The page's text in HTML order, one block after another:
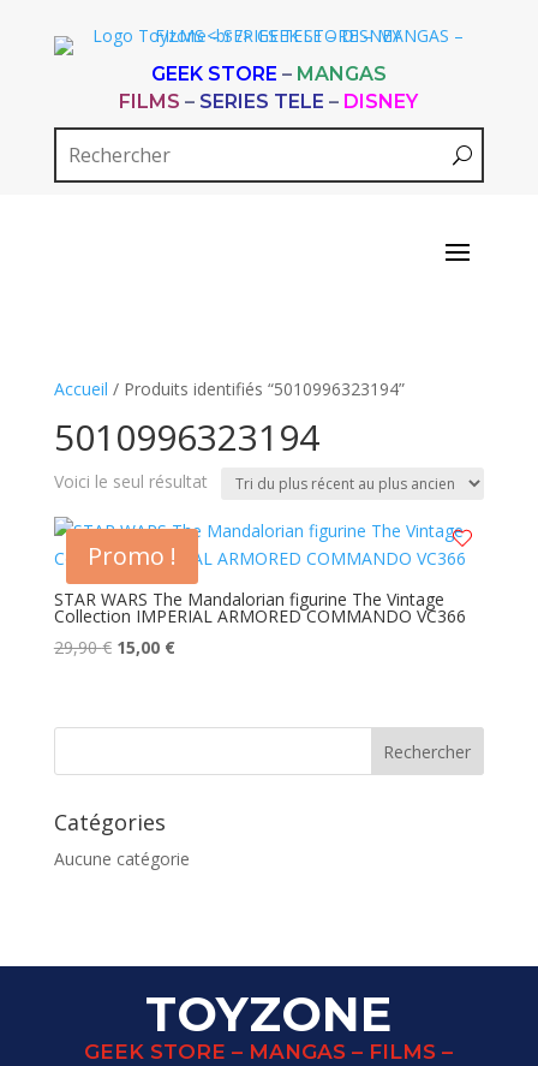
GEEK STORE – MANGAS
FILMS – SERIES TELE – DISNEY
Accueil / Produits identifiés “5010996323194”
5010996323194
Voici le seul résultat
Promo !
STAR WARS The Mandalorian figurine The Vintage
Collection IMPERIAL ARMORED COMMANDO VC366
29,90€ Le
était :
15,00 €Le
est :
Catégories
Aucune catégorie
TOYZONE
GEEK STORE – MANGAS – FILMS –